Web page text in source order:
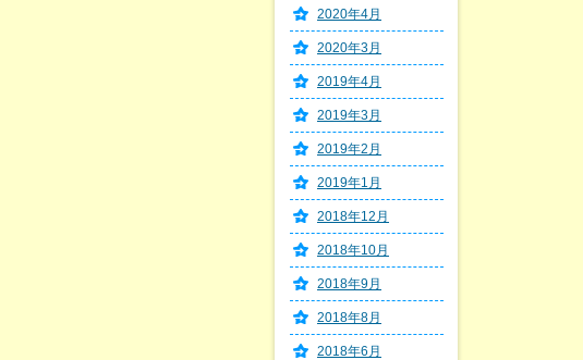
2020年4月
2020年3月
2019年4月
2019年3月
2019年2月
2019年1月
2018年12月
2018年10月
2018年9月
2018年8月
2018年6月